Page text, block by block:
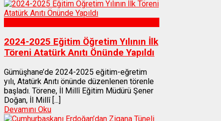
2024-2025 Eğitim Öğretim Yılının İlk
Töreni Atatürk Anıtı Önünde Yapıldı
Gümüşhane’de 2024-2025 eğitim-eğretim
yılı, Atatürk Anıtı önünde düzenlenen törenle
başladı. Törene, İl Millî Eğitim Müdürü Şener
Doğan, İl Millî [...]
Devamını Oku